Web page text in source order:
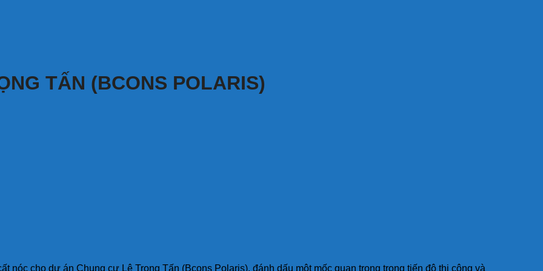
TẤN (BCONS POLARIS)
nóc cho dự án Chung cư Lê Trọng Tấn (Bcons Polaris), đánh dấu một mốc quan trọng trong tiến độ thi công và